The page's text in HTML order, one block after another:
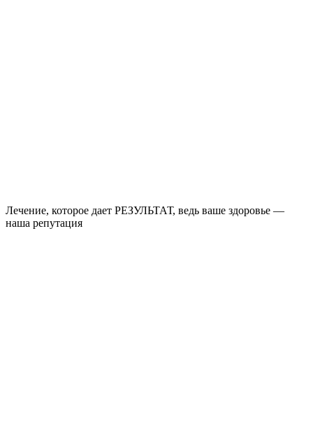
Лечение, которое дает РЕЗУЛЬТАТ, ведь ваше здоровье —
наша репутация